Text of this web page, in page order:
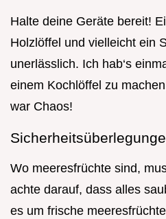
Halte deine Geräte bereit!
Holzlöffel und vielleicht ein
unerlässlich. Ich hab‘s
einem Kochlöffel zu
war Chaos!
Wo meeresfrüchte sind,
achte darauf, dass alles
es um frische